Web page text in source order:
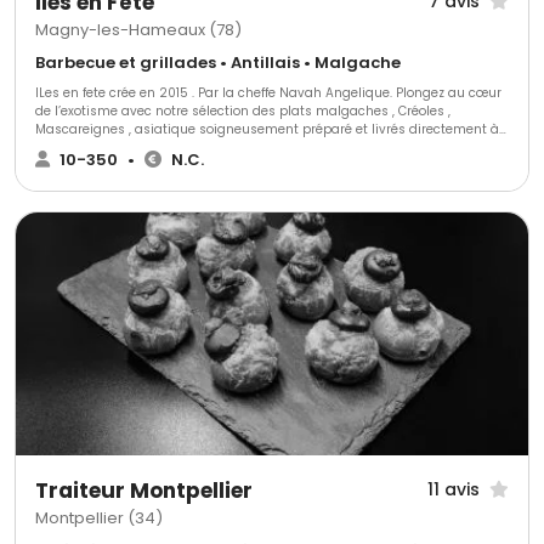
Magny-les-Hameaux (78)
Barbecue et grillades • Antillais • Malgache
ILes en fete crée en 2015 . Par la cheffe Navah Angelique. Plongez au cœur
de l’exotisme avec notre sélection des plats malgaches , Créoles ,
Mascareignes , asiatique soigneusement préparé et livrés directement à
votre porte . Que ce soit pour une occasion festive, les entreprises entre
collègues, un brunch du dimanche ou un simple désir de voyager par les
les Accras , rougail saucisse, Romazava, Biryani , les mignardises salés.
Changeant une ambiance en exotisme pour nos fêtes de mariages , nos
fêtes familiales anniversaires . Ou Commandez en un clic et profitez nos
livraisons rapide dans un rayon de 5 à 20 km pour un festin prêt à
déguster sans effort.
10-350 • N.C.
Traiteur Montpellier 11 avis
Montpellier (34)